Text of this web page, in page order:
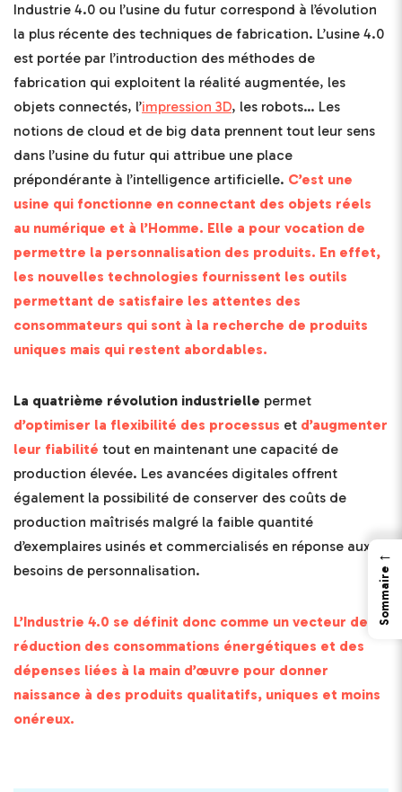
Industrie 4.0 ou l’usine du futur correspond à l’évolution
la plus récente des techniques de fabrication. L’usine 4.0
est portée par l’introduction des méthodes de
fabrication qui exploitent la réalité augmentée, les
objets connectés, l’impression 3D, les robots… Les
notions de cloud et de big data prennent tout leur sens
dans l’usine du futur qui attribue une place
prépondérante à l’intelligence artificielle. C’est une
usine qui fonctionne en connectant des objets réels
au numérique et à l’Homme. Elle a pour vocation de
permettre la personnalisation des produits. En effet,
les nouvelles technologies fournissent les outils
permettant de satisfaire les attentes des
consommateurs qui sont à la recherche de produits
uniques mais qui restent abordables.
La quatrième révolution industrielle permet
d’optimiser la flexibilité des processus et d’augmenter
leur fiabilité tout en maintenant une capacité de
production élevée. Les avancées digitales offrent
également la possibilité de conserver des coûts de
production maîtrisés malgré la faible quantité
d’exemplaires usinés et commercialisés en réponse aux
besoins de personnalisation.
L’Industrie 4.0 se définit donc comme un vecteur de
réduction des consommations énergétiques et des
dépenses liées à la main d’œuvre pour donner
naissance à des produits qualitatifs, uniques et moins
onéreux.
←
Sommaire